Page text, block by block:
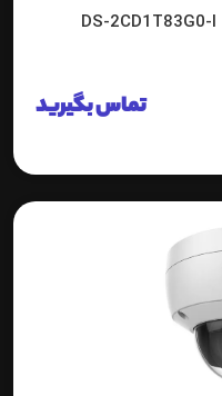
تماس بگیرید